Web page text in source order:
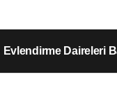
Evlendirme Daireleri